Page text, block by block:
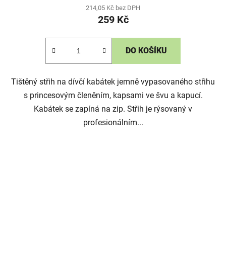
214,05 Kč bez DPH
259 Kč
DO KOŠÍKU
Tištěný střih na dívčí kabátek jemně vypasovaného střihu
s princesovým členěním, kapsami ve švu a kapucí.
Kabátek se zapíná na zip. Střih je rýsovaný v
profesionálním...